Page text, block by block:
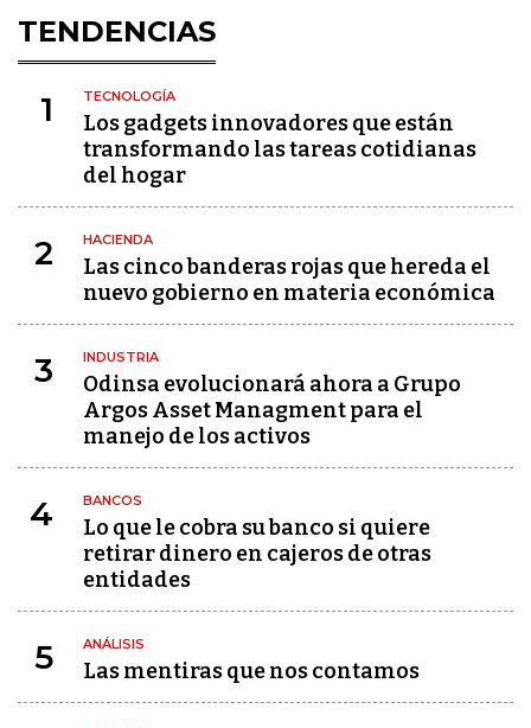
TENDENCIAS
1 TECNOLOGÍA
Los gadgets innovadores que están
transformando las tareas cotidianas
del hogar
2 HACIENDA
Las cinco banderas rojas que hereda el
nuevo gobierno en materia económica
3 INDUSTRIA
Odinsa evolucionará ahora a Grupo
Argos Asset Managment para el
manejo de los activos
4 BANCOS
Lo que le cobra su banco si quiere
retirar dinero en cajeros de otras
entidades
5 ANÁLISIS
Las mentiras que nos contamos